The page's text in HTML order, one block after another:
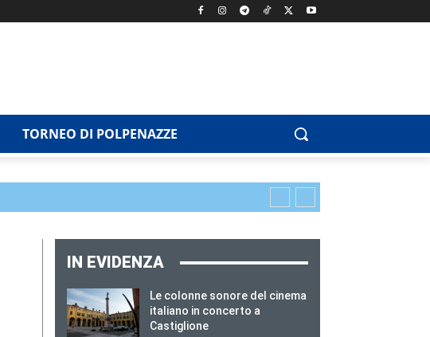
TORNEO DI POLPENAZZE
IN EVIDENZA
Le colonne sonore del cinema
italiano in concerto a
Castiglione